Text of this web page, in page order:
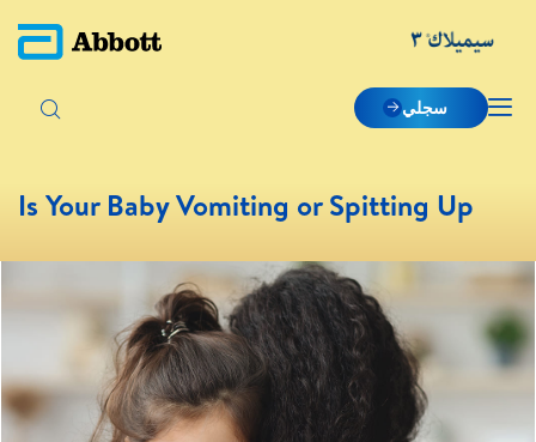
سجلي
Is Your Baby Vomiting or Spitting Up